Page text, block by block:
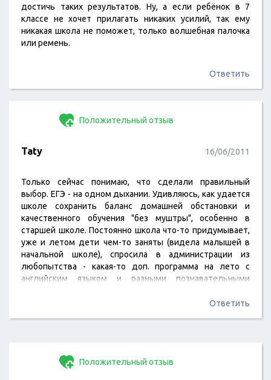
достичь таких результатов. Ну, а если ребёнок в 7
классе не хочет прилагать никаких усилий, так ему
никакая школа не поможет, только волшебная палочка
или ремень.
Ответить
Положительный отзыв
Taty 16/06/2011
Только сейчас понимаю, что сделали правильный
выбор. ЕГЭ - на одном дыхании. Удивляюсь, как удается
школе сохранить баланс домашней обстановки и
качественного обучения "без муштры", особенно в
старшей школе. Постоянно школа что-то придумывает,
уже и летом дети чем-то заняты (видела малышей в
начальной школе), спросила в администрации из
любопытства - какая-то доп. программа на лето с
английским языком и разными познавательными
Ответить
Положительный отзыв